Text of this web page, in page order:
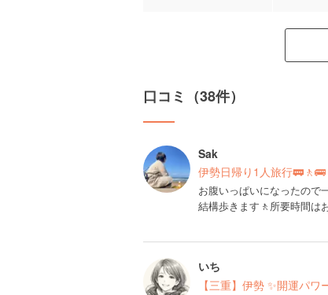
口コミ（38件）
Sak
伊勢日帰り1人旅行🚃🚶🚌
お腹いっぱいになったので
結構歩きます🚶所要時間は
いち
【三重】伊勢 ✨開運パ